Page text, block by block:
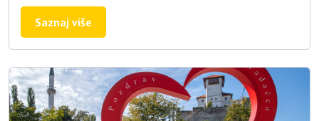
Saznaj više